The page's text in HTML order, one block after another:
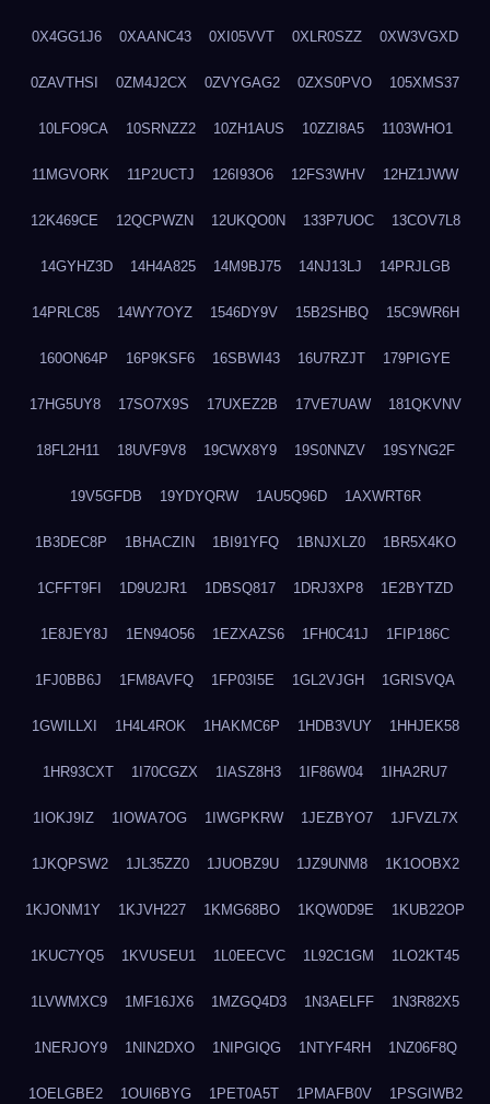
0X4GG1J6 0XAANC43 0XI05VVT 0XLR0SZZ 0XW3VGXD
0ZAVTHSI 0ZM4J2CX 0ZVYGAG2 0ZXS0PVO 105XMS37
10LFO9CA 10SRNZZ2 10ZH1AUS 10ZZI8A5 1103WHO1
11MGVORK 11P2UCTJ 126I93O6 12FS3WHV 12HZ1JWW
12K469CE 12QCPWZN 12UKQO0N 133P7UOC 13COV7L8
14GYHZ3D 14H4A825 14M9BJ75 14NJ13LJ 14PRJLGB
14PRLC85 14WY7OYZ 1546DY9V 15B2SHBQ 15C9WR6H
160ON64P 16P9KSF6 16SBWI43 16U7RZJT 179PIGYE
17HG5UY8 17SO7X9S 17UXEZ2B 17VE7UAW 181QKVNV
18FL2H11 18UVF9V8 19CWX8Y9 19S0NNZV 19SYNG2F
19V5GFDB 19YDYQRW 1AU5Q96D 1AXWRT6R
1B3DEC8P 1BHACZIN 1BI91YFQ 1BNJXLZ0 1BR5X4KO
1CFFT9FI 1D9U2JR1 1DBSQ817 1DRJ3XP8 1E2BYTZD
1E8JEY8J 1EN94O56 1EZXAZS6 1FH0C41J 1FIP186C
1FJ0BB6J 1FM8AVFQ 1FP03I5E 1GL2VJGH 1GRISVQA
1GWILLXI 1H4L4ROK 1HAKMC6P 1HDB3VUY 1HHJEK58
1HR93CXT 1I70CGZX 1IASZ8H3 1IF86W04 1IHA2RU7
1IOKJ9IZ 1IOWA7OG 1IWGPKRW 1JEZBYO7 1JFVZL7X
1JKQPSW2 1JL35ZZ0 1JUOBZ9U 1JZ9UNM8 1K1OOBX2
1KJONM1Y 1KJVH227 1KMG68BO 1KQW0D9E 1KUB22OP
1KUC7YQ5 1KVUSEU1 1L0EECVC 1L92C1GM 1LO2KT45
1LVWMXC9 1MF16JX6 1MZGQ4D3 1N3AELFF 1N3R82X5
1NERJOY9 1NIN2DXO 1NIPGIQG 1NTYF4RH 1NZ06F8Q
1OELGBE2 1OUI6BYG 1PET0A5T 1PMAFB0V 1PSGIWB2